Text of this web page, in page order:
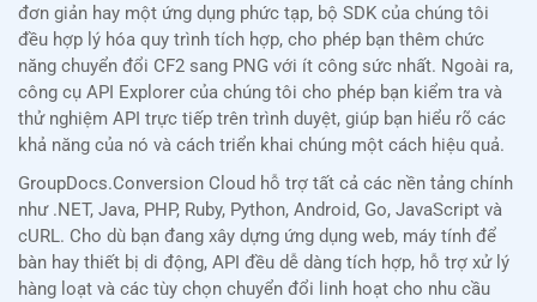
đơn giản hay một ứng dụng phức tạp, bộ SDK của chúng tôi
đều hợp lý hóa quy trình tích hợp, cho phép bạn thêm chức
năng chuyển đổi CF2 sang PNG với ít công sức nhất. Ngoài ra,
công cụ API Explorer của chúng tôi cho phép bạn kiểm tra và
thử nghiệm API trực tiếp trên trình duyệt, giúp bạn hiểu rõ các
khả năng của nó và cách triển khai chúng một cách hiệu quả.
GroupDocs.Conversion Cloud hỗ trợ tất cả các nền tảng chính
như .NET, Java, PHP, Ruby, Python, Android, Go, JavaScript và
cURL. Cho dù bạn đang xây dựng ứng dụng web, máy tính để
bàn hay thiết bị di động, API đều dễ dàng tích hợp, hỗ trợ xử lý
hàng loạt và các tùy chọn chuyển đổi linh hoạt cho nhu cầu